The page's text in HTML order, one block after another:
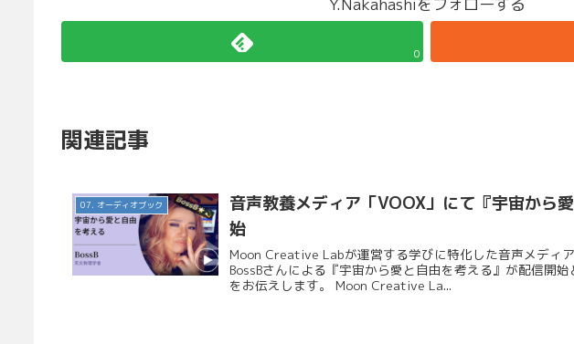
Y.Nakahashiをフォローする
0
関連記事
07. オーディオブック
音声教養メディア「VOOX」にて『宇宙から
始
Moon Creative Labが運営する学びに特化した音声メディ
BossBさんによる『宇宙から愛と自由を考える』が配信開
をお伝えします。 Moon Creative La...